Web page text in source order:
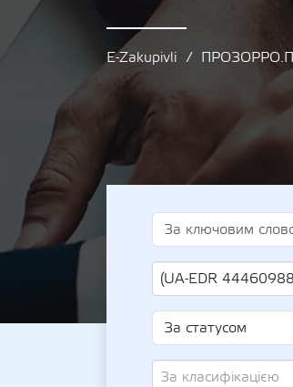
E-Zakupivli
(UA-EDR
За класифікацією